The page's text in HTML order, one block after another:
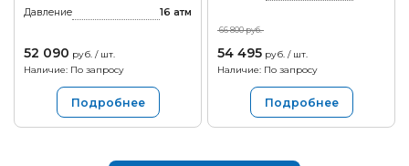
Давление 16 атм
52 090 руб. / шт.
Наличие: По запросу
Подробнее
66 800 руб.
54 495 руб. / шт.
Наличие: По запросу
Подробнее